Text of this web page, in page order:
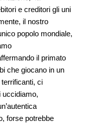
e creditori gli uni
il nostro
popolo mondiale,
il primato
che giocano in un
terrificanti, ci
uccidiamo,
forse potrebbe